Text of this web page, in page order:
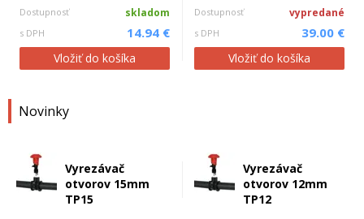
Dostupnosť skladom
s DPH 14.94 €
Vložiť do košíka
Dostupnosť vypredané
s DPH 39.00 €
Vložiť do košíka
Novinky
Vyrezávač
otvorov 15mm
TP15
Vyrezávač
otvorov 12mm
TP12